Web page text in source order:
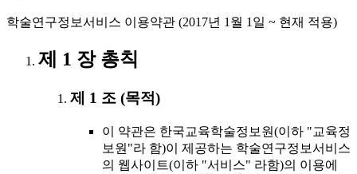
학술연구정보서비스 이용약관 (2017년 1월 1일 ~ 현재 적용)
제 1 장 총칙
제 1 조 (목적)
이 약관은 한국교육학술정보원(이하 "교육정
보원"라 함)이 제공하는 학술연구정보서비스
의 웹사이트(이하 "서비스" 라함)의 이용에